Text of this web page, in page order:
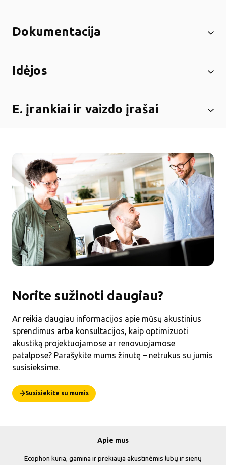
Dokumentacija
Idėjos
E. įrankiai ir vaizdo įrašai
Norite sužinoti daugiau?
Ar reikia daugiau informacijos apie mūsų akustinius
sprendimus arba konsultacijos, kaip optimizuoti
akustiką projektuojamose ar renovuojamose
patalpose? Parašykite mums žinutę – netrukus su jumis
susisieksime.
Susisiekite su mumis
Apie mus
Ecophon kuria, gamina ir prekiauja akustinėmis lubų ir sienų